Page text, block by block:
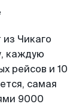
Чикаго
каждую
рейсов и 10
самая
9000